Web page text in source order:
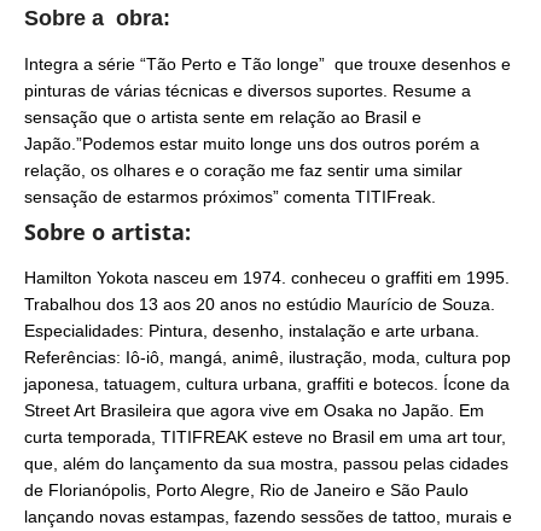
Sobre a obra:
Integra a série “Tão Perto e Tão longe” que trouxe desenhos e
pinturas de várias técnicas e diversos suportes. Resume a
sensação que o artista sente em relação ao Brasil e
Japão.”Podemos estar muito longe uns dos outros porém a
relação, os olhares e o coração me faz sentir uma similar
sensação de estarmos próximos” comenta TITIFreak.
Sobre o artista:
Hamilton Yokota nasceu em 1974. conheceu o graffiti em 1995.
Trabalhou dos 13 aos 20 anos no estúdio Maurício de Souza.
Especialidades: Pintura, desenho, instalação e arte urbana.
Referências: Iô-iô, mangá, animê, ilustração, moda, cultura pop
japonesa, tatuagem, cultura urbana, graffiti e botecos. Ícone da
Street Art Brasileira que agora vive em Osaka no Japão. Em
curta temporada, TITIFREAK esteve no Brasil em uma art tour,
que, além do lançamento da sua mostra, passou pelas cidades
de Florianópolis, Porto Alegre, Rio de Janeiro e São Paulo
lançando novas estampas, fazendo sessões de tattoo, murais e